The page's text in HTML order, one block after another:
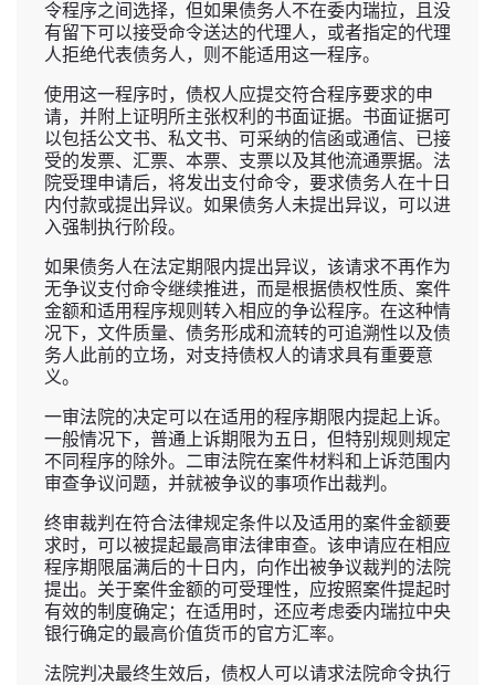
令程序之间选择，但如果债务人不在委内瑞拉，且没
有留下可以接受命令送达的代理人，或者指定的代理
人拒绝代表债务人，则不能适用这一程序。
使用这一程序时，债权人应提交符合程序要求的申
请，并附上证明所主张权利的书面证据。书面证据可
以包括公文书、私文书、可采纳的信函或通信、已接
受的发票、汇票、本票、支票以及其他流通票据。法
院受理申请后，将发出支付命令，要求债务人在十日
内付款或提出异议。如果债务人未提出异议，可以进
入强制执行阶段。
如果债务人在法定期限内提出异议，该请求不再作为
无争议支付命令继续推进，而是根据债权性质、案件
金额和适用程序规则转入相应的争讼程序。在这种情
况下，文件质量、债务形成和流转的可追溯性以及债
务人此前的立场，对支持债权人的请求具有重要意
义。
一审法院的决定可以在适用的程序期限内提起上诉。
一般情况下，普通上诉期限为五日，但特别规则规定
不同程序的除外。二审法院在案件材料和上诉范围内
审查争议问题，并就被争议的事项作出裁判。
终审裁判在符合法律规定条件以及适用的案件金额要
求时，可以被提起最高审法律审查。该申请应在相应
程序期限届满后的十日内，向作出被争议裁判的法院
提出。关于案件金额的可受理性，应按照案件提起时
有效的制度确定；在适用时，还应考虑委内瑞拉中央
银行确定的最高价值货币的官方汇率。
法院判决最终生效后，债权人可以请求法院命令执行